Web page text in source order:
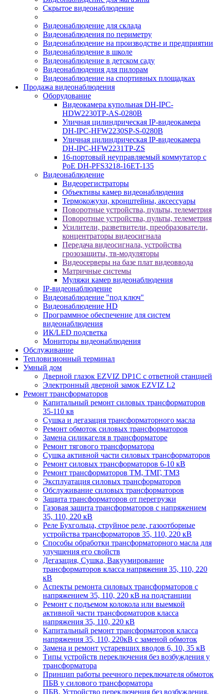
Скрытое видеонаблюдение
Видеонаблюдение для склада
Видеонаблюдения по периметру
Видеонаблюдение на производстве и предприятии
Видеонаблюдение в школе
Видеонаблюдение в детском саду
Видеонаблюдения для пилорам
Видеонаблюдение на спортивных площадках
Продажа видеонаблюдения
Оборудование
Видеокамера купольная DH-IPC-
HDW2230TP-AS-0280B
Уличная цилиндрическая IP-видеокамера
DH-IPC-HFW2230SP-S-0280B
Уличная цилиндрическая IP-видеокамера
DH-IPC-HFW2231TP-ZS
16-портовый неуправляемый коммутатор с
РоЕ DH-PFS3218-16ET-135
Видеонаблюдение
Видеорегистраторы
Объективы камер видеонаблюдения
Термокожухи, кронштейны, аксессуары
Поворотные устройства, пульты, телеметрия
Поворотные устройства, пульты, телеметрия
Усилители, разветвители, преобразователи,
концентраторы видеосигнала
Передача видеосигнала, устройства
грозозащиты, тв-модуляторы
Видеосерверы на базе плат видеоввода
Матричные системы
Муляжи камер видеонаблюдения
IP-видеонаблюдение
Видеонаблюдение "под ключ"
Видеонаблюдение HD
Программное обеспечение для систем
видеонаблюдения
ИК/LED подсветка
Мониторы видеонаблюдения
Обслуживание
Тепловизионный терминал
Умный дом
Дверной глазок EZVIZ DP1C с ответной станцией
Электронный дверной замок EZVIZ L2
Ремонт трансформаторов
Капитальный ремонт силовых трансформаторов
35-110 кв
Сушка и дегазация трансформаторного масла
Ремонт обмоток силовых трансформаторов
Замена силикагеля в трансформаторе
Ремонт тягового трансформатора
Сушка активной части силовых трансформаторов
Ремонт силовых трансформаторов 6-10 кВ
Ремонт трансформаторов ТМ, ТМГ, ТМЗ
Эксплуатация силовых трансформаторов
Обслуживание силовых трансформаторов
Защита трансформаторов от перегрузки
Газовая защита трансформаторов с напряжением
35, 110, 220 кВ
Реле Бухгольца, струйное реле, газоотборные
устройства трансформаторов 35, 110, 220 кВ
Способы обработки трансформаторного масла для
улучшения его свойств
Дегазация, Сушка, Вакуумирование
трансформаторов класса напряжения 35, 110, 220
кВ
Аспекты ремонта силовых трансформаторов с
напряжением 35, 110, 220 кВ на подстанции
Ремонт с подъемом колокола или выемкой
активной части трансформаторов класса
напряжения 35, 110, 220 кВ
Капитальный ремонт трансформаторов класса
напряжения 35, 110, 220кВ с заменой обмоток
Замена и ремонт устаревших вводов 6, 10, 35 кВ
Типы устройств переключения без возбуждения у
трансформатора
Принцип работы реечного переключателя обмоток
ПБВ у силового трансформатора
ПБВ. Устройство переключения без возбуждения,